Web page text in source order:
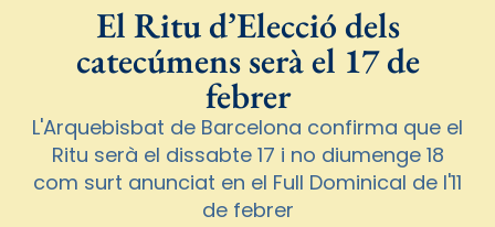
El Ritu d’Elecció dels
catecúmens serà el 17 de
febrer
L'Arquebisbat de Barcelona confirma que el
Ritu serà el dissabte 17 i no diumenge 18
com surt anunciat en el Full Dominical de l'11
de febrer